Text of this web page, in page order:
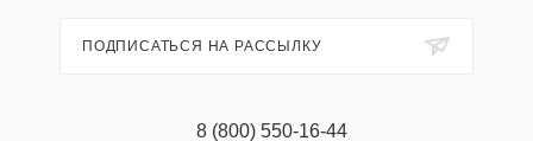
ПОДПИСАТЬСЯ НА РАССЫЛКУ
8 (800) 550-16-44